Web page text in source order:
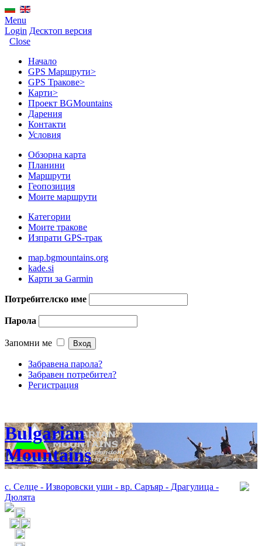
Menu
Login Десктоп версия
Close
Начало
GPS Mаршрути>
GPS Тракове>
Карти>
Проект BGMountains
Дарения
Контакти
Условия
Обзорна карта
Планини
Маршрути
Геопозиция
Моите маршрути
Категории
Моите тракове
Изпрати GPS-трак
map.bgmountains.org
kade.si
Карти за Garmin
Потребителско име
Парола
Запомни ме
Забравена парола?
Забравен потребител?
Регистрация
Bulgarian
Mountains
с. Селце - Изворовски уши - вр. Саръяр - Драгулица -
Дюлята